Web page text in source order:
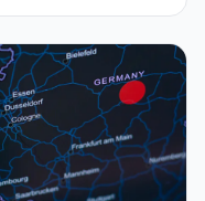
集めている。